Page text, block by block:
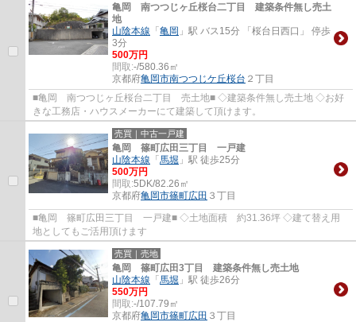
亀岡 南つつじヶ丘桜台二丁目 建築条件無し売土
地
山陰本線 「亀岡 」駅 バス15分 「桜台日西口」 停歩
3分
500万円
間取:-/580.36㎡
京都府亀岡市南つつじケ丘桜台 ２丁目
■亀岡 南つつじヶ丘桜台二丁目 売土地■ ◇建築条件無し売土地 ◇お好
きな工務店・ハウスメーカーにて建築して頂けます。
売買｜中古一戸建
亀岡 篠町広田三丁目 一戸建
山陰本線 「馬堀 」駅 徒歩25分
500万円
間取:5DK/82.26㎡
京都府亀岡市篠町広田 ３丁目
■亀岡 篠町広田三丁目 一戸建■ ◇土地面積 約31.36坪 ◇建て替え用
地としてもご活用頂けます
売買｜売地
亀岡 篠町広田3丁目 建築条件無し売土地
山陰本線 「馬堀 」駅 徒歩26分
550万円
間取:-/107.79㎡
京都府亀岡市篠町広田 ３丁目